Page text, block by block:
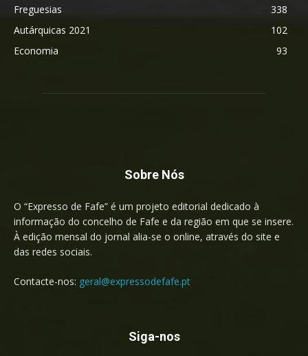
Freguesias
338
Autárquicas 2021
102
Economia
93
Sobre Nós
O “Expresso de Fafe” é um projeto editorial dedicado à
informação do concelho de Fafe e da região em que se insere.
À edição mensal do jornal alia-se o online, através do site e
das redes sociais.
Contacte-nos: geral@expressodefafe.pt
Siga-nos